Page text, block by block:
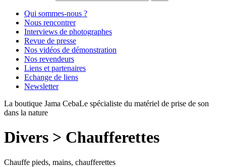
Qui sommes-nous ?
Nous rencontrer
Interviews de photographes
Revue de presse
Nos vidéos de démonstration
Nos revendeurs
Liens et partenaires
Echange de liens
Newsletter
La boutique Jama CebaLe spécialiste du matériel de prise de son
dans la nature
Divers > Chaufferettes
Chauffe pieds, mains, chaufferettes